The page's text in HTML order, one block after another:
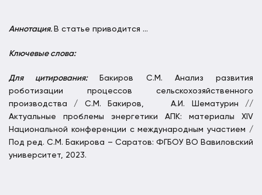
Аннотация. В статье приводится …
Ключевые слова:
Для цитирования:
Бакиров С.М. Анализ развития
роботизации процессов сельскохозяйственного
производства / С.М. Бакиров, А.И. Шематурин //
Актуальные проблемы энергетики АПК: материалы XIV
Национальной конференции с международным участием /
Под ред. C.М. Бакирова – Саратов: ФГБОУ ВО Вавиловский
университет, 2023.